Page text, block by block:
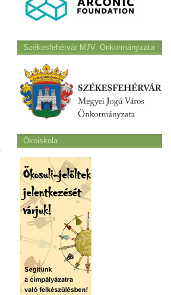
Székesfehérvár MJV. Önkormányzata
Ökoiskola